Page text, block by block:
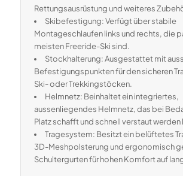
Rettungsausrüstung und weiteres
Skibefestigung: Verfügt über stabile
Montageschlaufen links und rechts, die
meisten Freeride-Ski sind.
Stockhalterung: Ausgestattet mit
Befestigungspunkten für den sicheren
Ski- oder Trekkingstöcken.
Helmnetz: Beinhaltet ein integriertes,
aussenliegendes Helmnetz, das bei
Platz schafft und schnell verstaut werden
Tragesystem: Besitzt ein belüftetes
3D-Meshpolsterung und ergonomisch
Schultergurten für hohen Komfort auf